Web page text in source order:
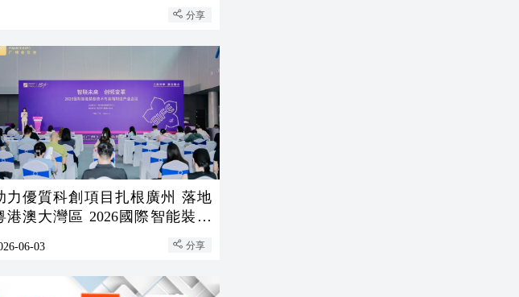
分享
力優質科創項目扎根廣州 落地
澳大灣區 2026國際智能裝備
技術與高端製造產業會議在廣州舉
06-03 分享